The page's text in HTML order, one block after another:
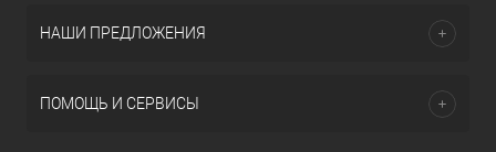
НАШИ ПРЕДЛОЖЕНИЯ
ПОМОЩЬ И СЕРВИСЫ